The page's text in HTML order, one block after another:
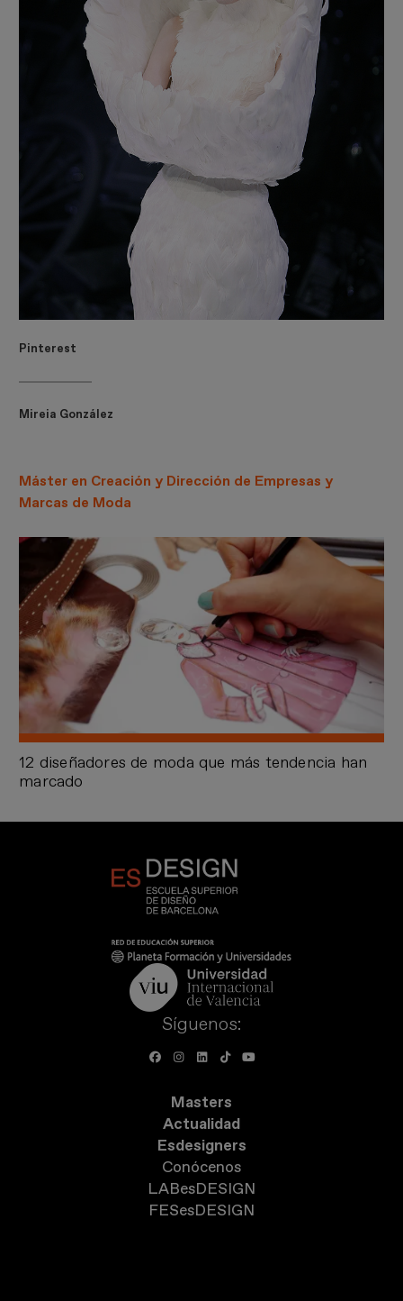
Pinterest
Mireia González
Máster en Creación y Dirección de Empresas y
Marcas de Moda
12 diseñadores de moda que más tendencia han
marcado
Síguenos:
Masters
Actualidad
Esdesigners
Conócenos
LABesDESIGN
FESesDESIGN